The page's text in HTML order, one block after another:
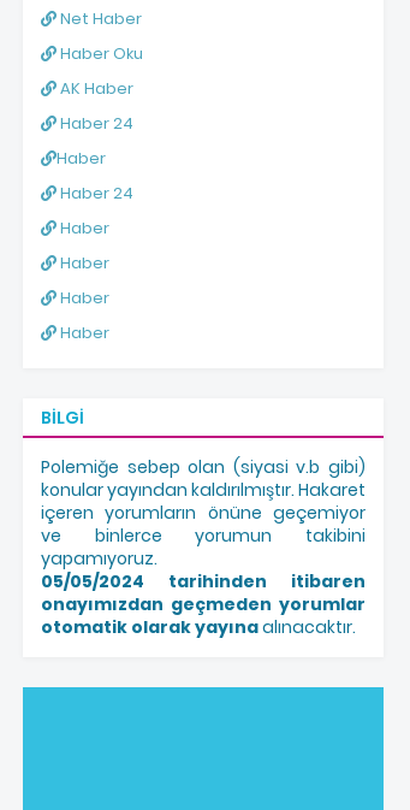
Net Haber
Haber Oku
AK Haber
Haber 24
Haber
Haber 24
Haber
Haber
Haber
Haber
BILGI
Polemiğe sebep olan (siyasi v.b gibi)
konular yayından kaldırılmıştır. Hakaret
içeren yorumların önüne geçemiyor
ve binlerce yorumun takibini
yapamıyoruz.
05/05/2024 tarihinden itibaren
onayımızdan geçmeden yorumlar
otomatik olarak yayınaalınacaktır.